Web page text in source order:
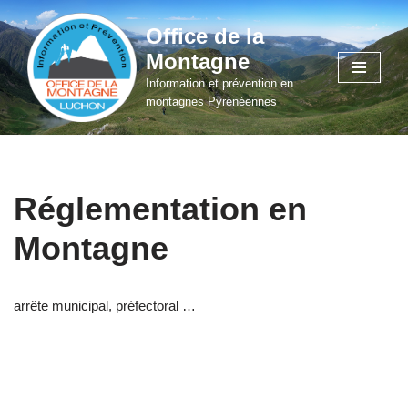
Aller
au
contenu
Office de la
Montagne
Information et prévention en
montagnes Pyrénéennes
Réglementation en
Montagne
arrête municipal, préfectoral …